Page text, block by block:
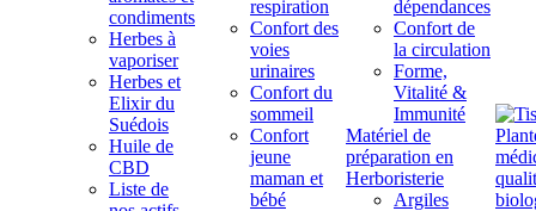
condiments
Herbes à
vaporiser
Herbes et
Elixir du
Suédois
Huile de
CBD
Liste de
respiration
Confort des
voies
urinaires
Confort du
sommeil
Confort
jeune
maman et
bébé
dépendances
Confort de
la circulation
Forme,
Vitalité &
Immunité
Matériel de
préparation en
Herboristerie
Argiles